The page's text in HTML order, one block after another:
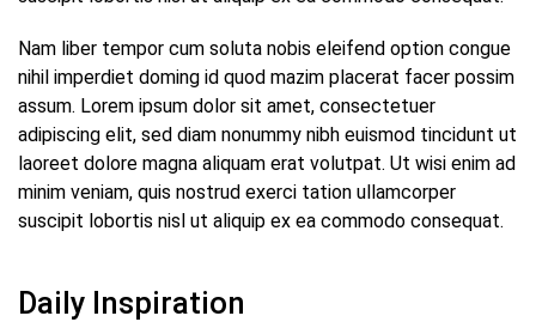
Nam liber tempor cum soluta nobis eleifend option congue
nihil imperdiet doming id quod mazim placerat facer possim
assum. Lorem ipsum dolor sit amet, consectetuer
adipiscing elit, sed diam nonummy nibh euismod tincidunt ut
laoreet dolore magna aliquam erat volutpat. Ut wisi enim ad
minim veniam, quis nostrud exerci tation ullamcorper
suscipit lobortis nisl ut aliquip ex ea commodo consequat.
Daily Inspiration